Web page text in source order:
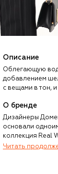
Описание
Облегающую
добавлением
с вещами в тон,
О бренде
Дизайнеры
основали
коллекция Real
Читать